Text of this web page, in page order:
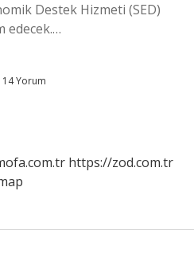
Destek Hizmeti (SED)
edecek.…
14 Yorum
https://zod.com.tr